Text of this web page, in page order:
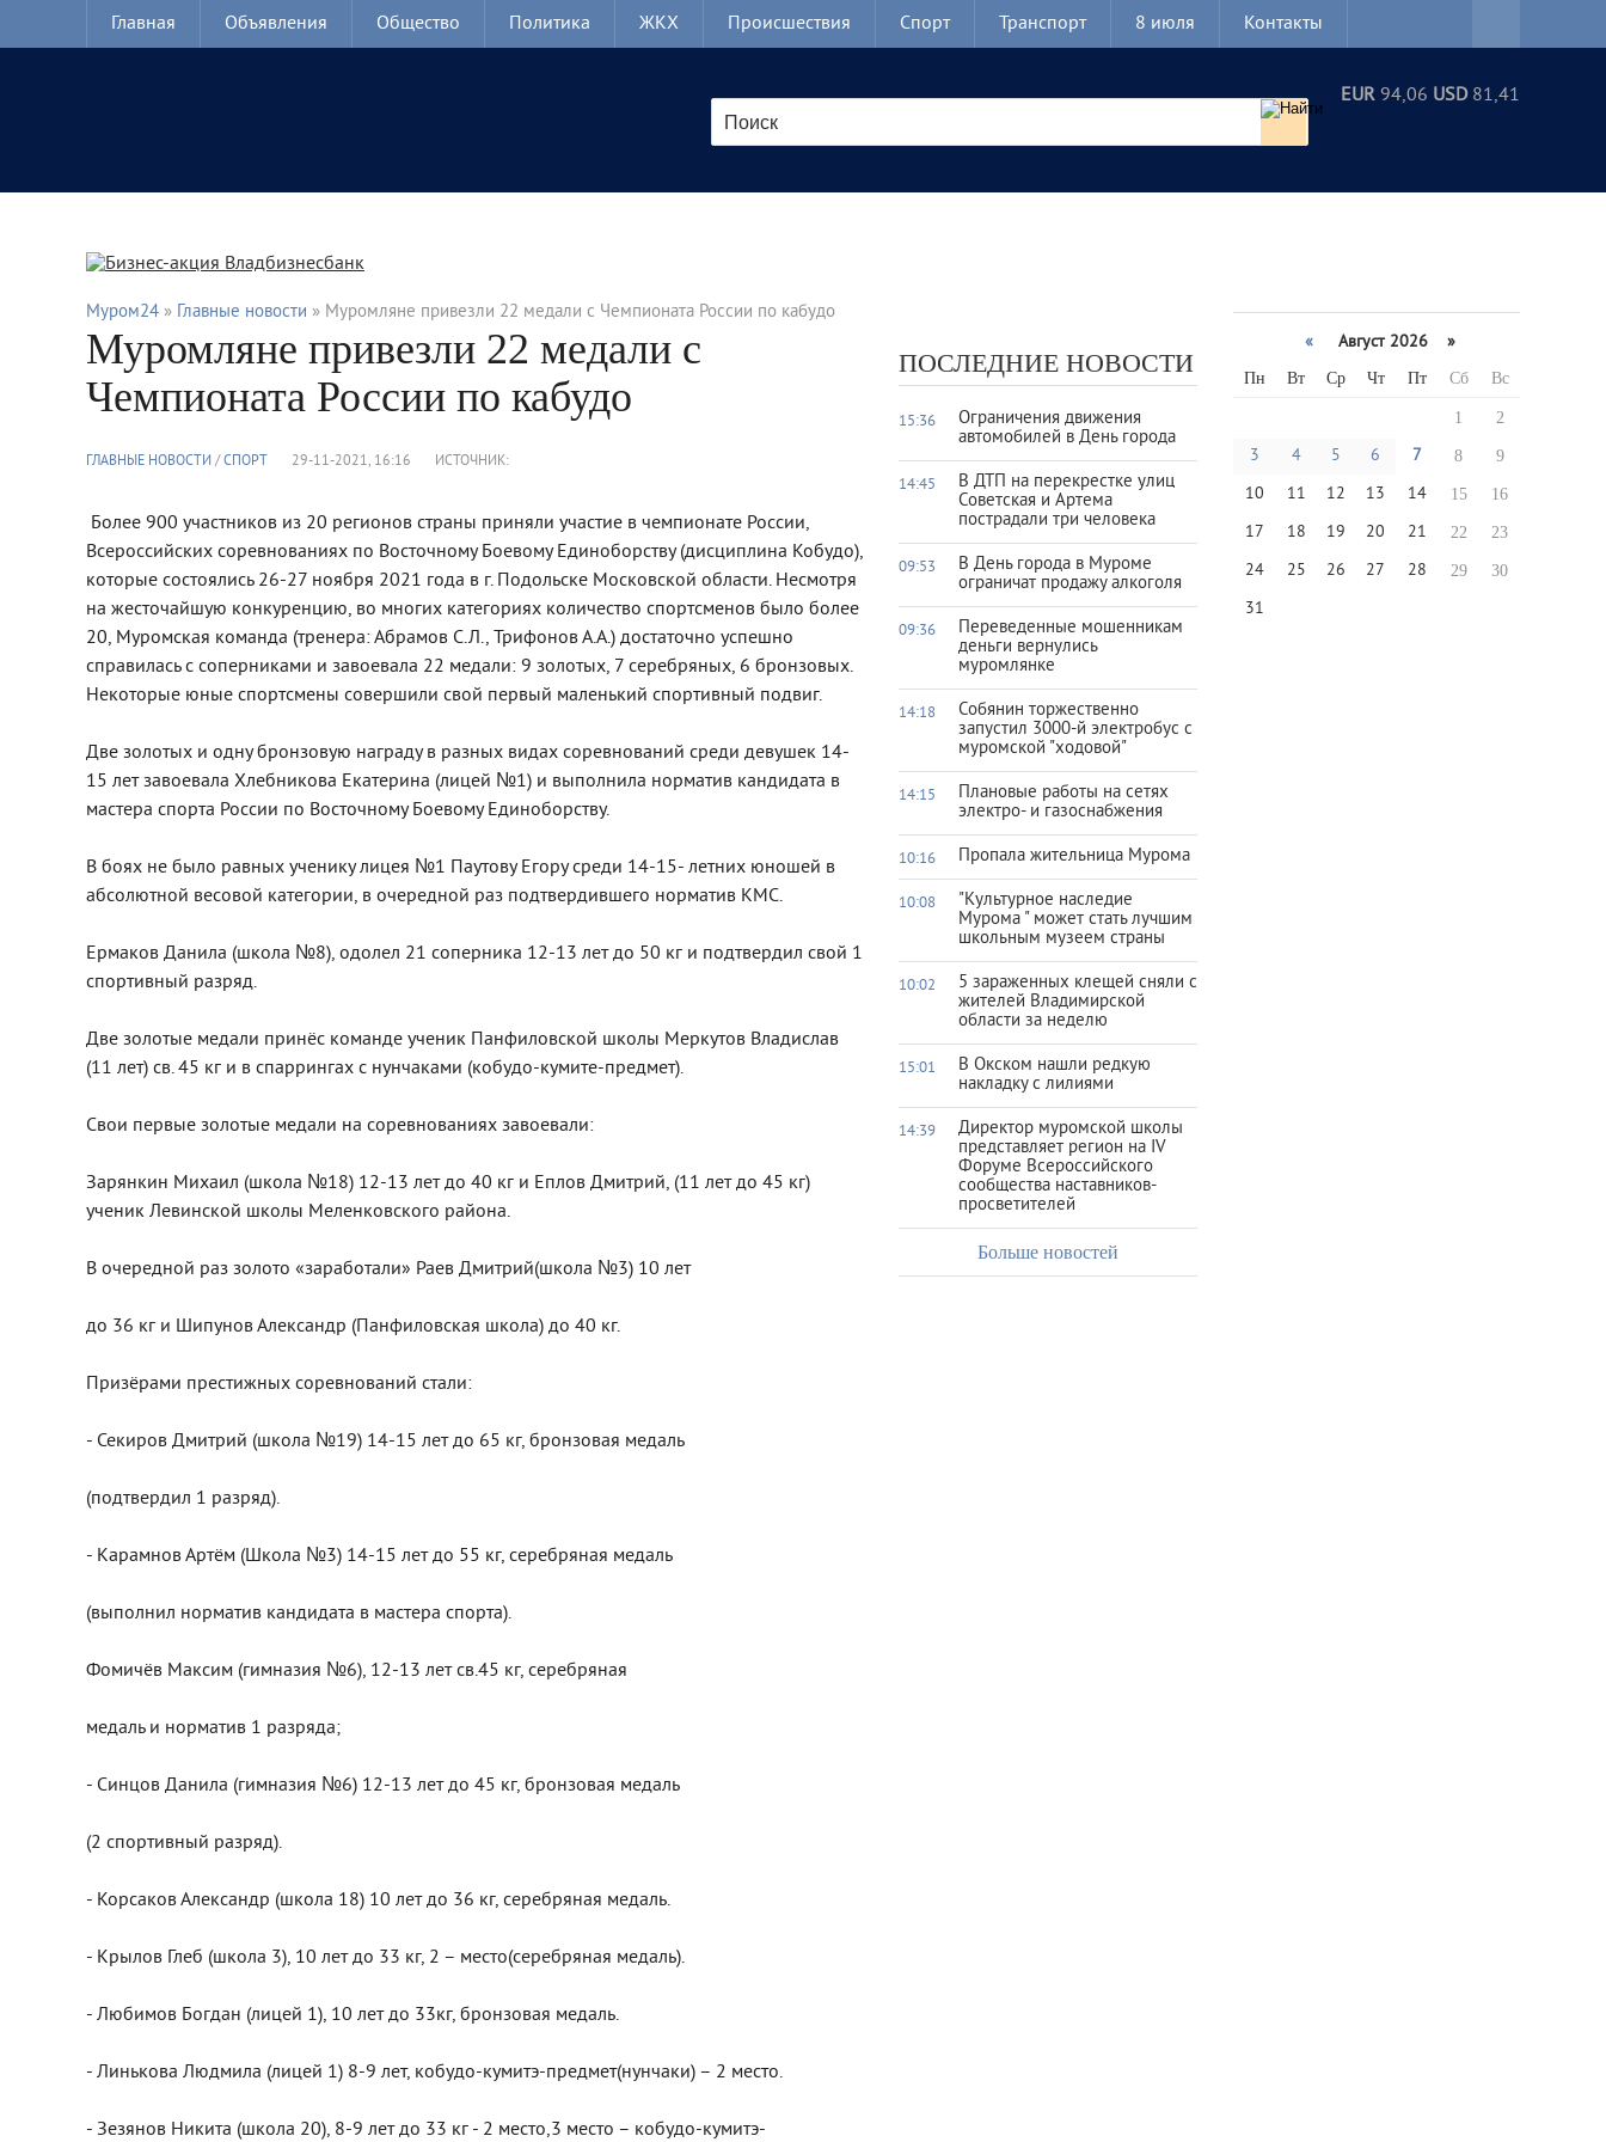
Главная Объявления Общество Политика ЖКХ Происшествия Спорт Транспорт 8 июля Контакты
EUR 94,06 USD81,41
Муром24 » Главные новости » Муромляне привезли 22 медали с Чемпионата России по кабудо
Муромляне привезли 22 медали с
Чемпионата России по кабудо
ГЛАВНЫЕ НОВОСТИ/ CПОРТ 29-11-2021, 16:16 ИСТОЧНИК:
Более 900 участников из 20 регионов страны приняли участие в чемпионате России,
Всероссийских соревнованиях по Восточному Боевому Единоборству (дисциплина Кобудо),
которые состоялись 26-27 ноября 2021 года в г. Подольске Московской области. Несмотря
на жесточайшую конкуренцию, во многих категориях количество спортсменов было более
20, Муромская команда (тренера: Абрамов С.Л., Трифонов А.А.) достаточно успешно
справилась с соперниками и завоевала 22 медали: 9 золотых, 7 серебряных, 6 бронзовых.
Некоторые юные спортсмены совершили свой первый маленький спортивный подвиг.
Две золотых и одну бронзовую награду в разных видах соревнований среди девушек 14-
15 лет завоевала Хлебникова Екатерина (лицей №1) и выполнила норматив кандидата в
мастера спорта России по Восточному Боевому Единоборству.
В боях не было равных ученику лицея №1 Паутову Егору среди 14-15- летних юношей в
абсолютной весовой категории, в очередной раз подтвердившего норматив КМС.
Ермаков Данила (школа №8), одолел 21 соперника 12-13 лет до 50 кг и подтвердил свой 1
спортивный разряд.
Две золотые медали принёс команде ученик Панфиловской школы Меркутов Владислав
(11 лет) св. 45 кг и в спаррингах с нунчаками (кобудо-кумите-предмет).
Свои первые золотые медали на соревнованиях завоевали:
Зарянкин Михаил (школа №18) 12-13 лет до 40 кг и Еплов Дмитрий, (11 лет до 45 кг)
ученик Левинской школы Меленковского района.
В очередной раз золото «заработали» Раев Дмитрий(школа №3) 10 лет
до 36 кг и Шипунов Александр (Панфиловская школа) до 40 кг.
Призёрами престижных соревнований стали:
- Секиров Дмитрий (школа №19) 14-15 лет до 65 кг, бронзовая медаль
(подтвердил 1 разряд).
- Карамнов Артём (Школа №3) 14-15 лет до 55 кг, серебряная медаль
(выполнил норматив кандидата в мастера спорта).
Фомичёв Максим (гимназия №6), 12-13 лет св.45 кг, серебряная
медаль и норматив 1 разряда;
- Синцов Данила (гимназия №6) 12-13 лет до 45 кг, бронзовая медаль
(2 спортивный разряд).
- Корсаков Александр (школа 18) 10 лет до 36 кг, серебряная медаль.
- Крылов Глеб (школа 3), 10 лет до 33 кг, 2 – место(серебряная медаль).
- Любимов Богдан (лицей 1), 10 лет до 33кг, бронзовая медаль.
- Линькова Людмила (лицей 1) 8-9 лет, кобудо-кумитэ-предмет(нунчаки) – 2 место.
- Зезянов Никита (школа 20), 8-9 лет до 33 кг - 2 место,3 место – кобудо-кумитэ-
ПОСЛЕДНИЕ НОВОСТИ
15:36
Ограничения движения
автомобилей в День города
14:45
В ДТП на перекрестке улиц
Советская и Артема
пострадали три человека
09:53
В День города в Муроме
ограничат продажу алкоголя
09:36
Переведенные мошенникам
деньги вернулись
муромлянке
14:18
Собянин торжественно
запустил 3000-й электробус с
муромской "ходовой"
14:15
Плановые работы на сетях
электро- и газоснабжения
10:16 Пропала жительница Мурома
10:08
"Культурное наследие
Мурома " может стать лучшим
школьным музеем страны
10:02
5 зараженных клещей сняли с
жителей Владимирской
области за неделю
15:01
В Окском нашли редкую
накладку с лилиями
14:39
Директор муромской школы
представляет регион на IV
Форуме Всероссийского
сообщества наставников-
просветителей
Больше новостей
« Август 2026 »
Пн Вт Ср Чт Пт Сб Вс
1 2
3 4 5 6 7 8 9
10 11 12 13 14 15 16
17 18 19 20 21 22 23
24 25 26 27 28 29 30
31